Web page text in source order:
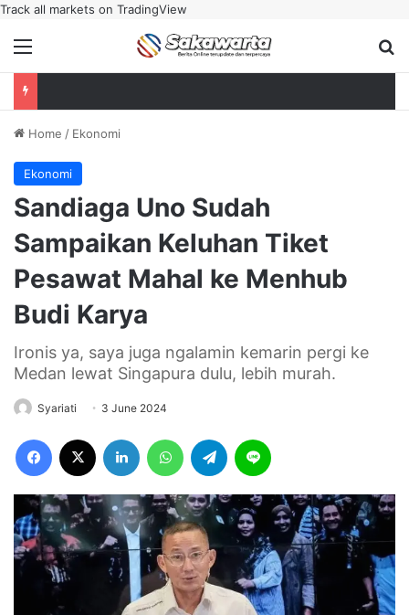
Track all markets on TradingView
Menu
Home / Ekonomi
Ekonomi
Sandiaga Uno Sudah
Sampaikan Keluhan Tiket
Pesawat Mahal ke Menhub
Budi Karya
Ironis ya, saya juga ngalamin kemarin pergi ke
Medan lewat Singapura dulu, lebih murah.
Syariati 3 June 2024
Facebook LinkedIn WhatsAppTelegram